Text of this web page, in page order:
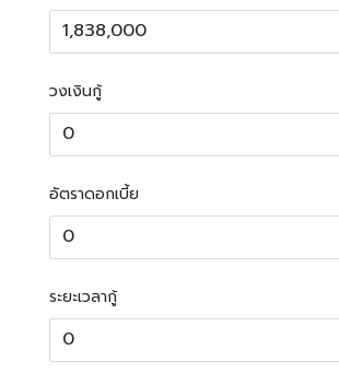
วงเงินกู้
อัตราดอกเบี้ย
ระยะเวลากู้